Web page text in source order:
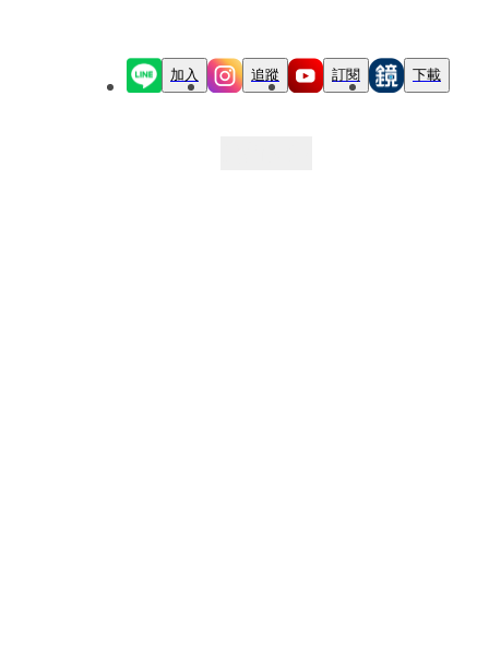
加入 追蹤 訂閱 下載